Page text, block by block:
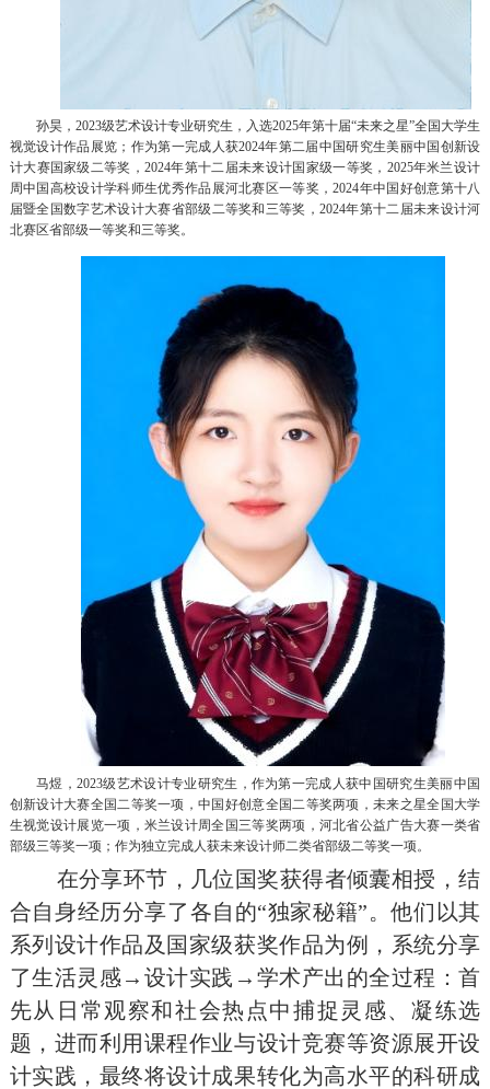
孙昊，2023级艺术设计专业研究生，入选2025年第十届“未来之星”全国大学生
视觉设计作品展览；作为第一完成人获2024年第二届中国研究生美丽中国创新设
计大赛国家级二等奖，2024年第十二届未来设计国家级一等奖，2025年米兰设计
周中国高校设计学科师生优秀作品展河北赛区一等奖，2024年中国好创意第十八
届暨全国数字艺术设计大赛省部级二等奖和三等奖，2024年第十二届未来设计河
北赛区省部级一等奖和三等奖。
马煜，2023级艺术设计专业研究生，作为第一完成人获中国研究生美丽中国
创新设计大赛全国二等奖一项，中国好创意全国二等奖两项，未来之星全国大学
生视觉设计展览一项，米兰设计周全国三等奖两项，河北省公益广告大赛一类省
部级三等奖一项；作为独立完成人获未来设计师二类省部级二等奖一项。
在分享环节，几位国奖获得者倾囊相授，结
合自身经历分享了各自的“独家秘籍”。他们以其
系列设计作品及国家级获奖作品为例，系统分享
了生活灵感→设计实践→学术产出的全过程：首
先从日常观察和社会热点中捕捉灵感、凝练选
题，进而利用课程作业与设计竞赛等资源展开设
计实践，最终将设计成果转化为高水平的科研成